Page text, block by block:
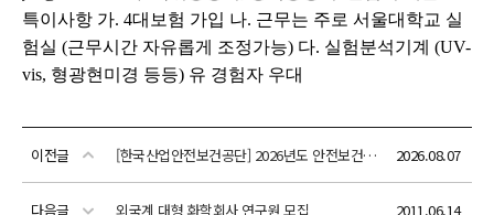
이전글 [한국산업안전보건공단] 2026년도 안전보건공단 하반기 채용 공고 2026.08.07
다음글 외국계 대형 화학회사 연구원 모집 2011.06.14